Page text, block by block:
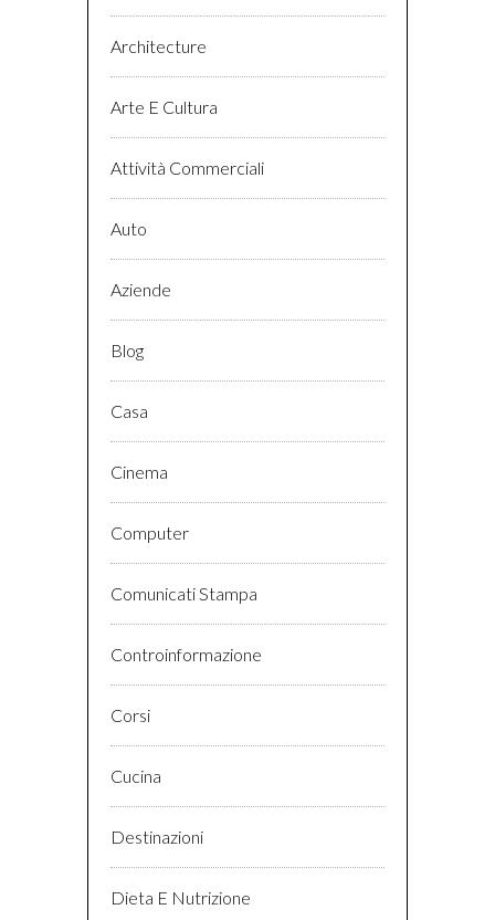
Architecture
Arte E Cultura
Attività Commerciali
Auto
Aziende
Blog
Casa
Cinema
Computer
Comunicati Stampa
Controinformazione
Corsi
Cucina
Destinazioni
Dieta E Nutrizione